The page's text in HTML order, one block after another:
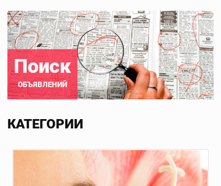
Поиск
ОБЪЯВЛЕНИЙ
КАТЕГОРИИ